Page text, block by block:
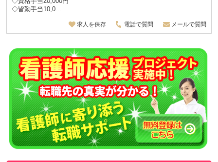
◇皆勤手当10,0...
求人を保存 電話で質問 メールで質問